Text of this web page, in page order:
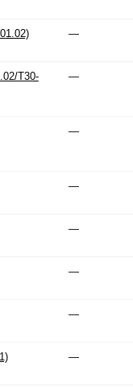
—
T30-
—
—
—
—
—
—
—